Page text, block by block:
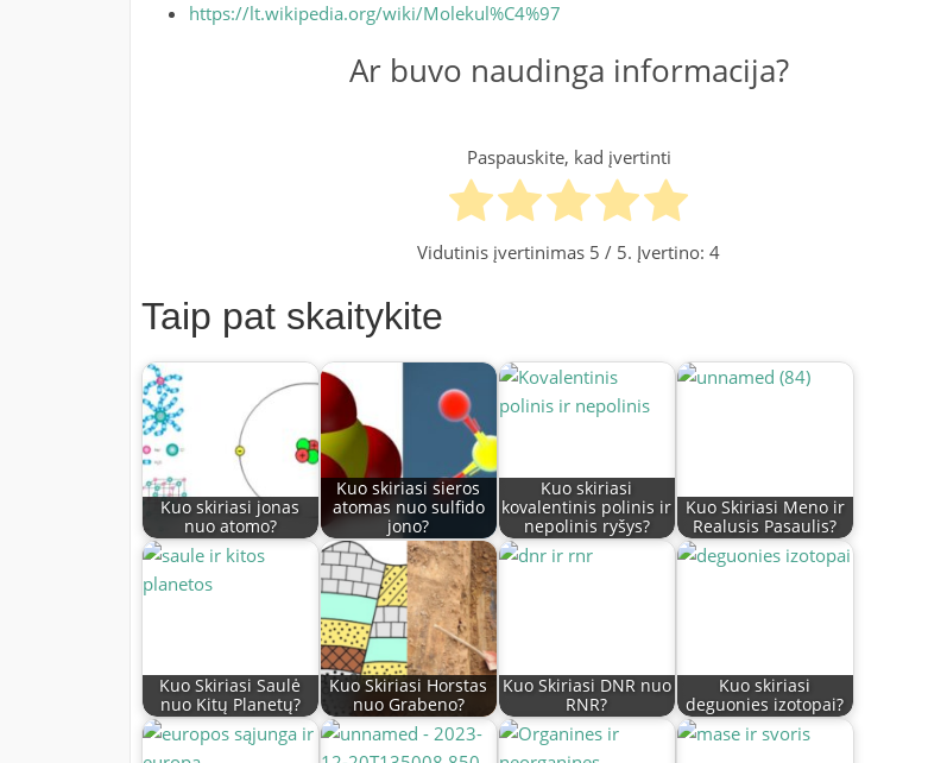
https://lt.wikipedia.org/wiki/Molekul%C4%97
Ar buvo naudinga informacija?
Paspauskite, kad įvertinti
Vidutinis įvertinimas 5 / 5. Įvertino:4
Taip pat skaitykite
Kuo skiriasi jonas
nuo atomo?
Kuo skiriasi sieros
atomas nuo sulfido
jono?
Kuo skiriasi
kovalentinis polinis ir
nepolinis ryšys?
Kuo Skiriasi Meno ir
Realusis Pasaulis?
Kuo Skiriasi Saulė
nuo Kitų Planetų?
Kuo Skiriasi Horstas
nuo Grabeno?
Kuo Skiriasi DNR nuo
RNR?
Kuo skiriasi
deguonies izotopai?